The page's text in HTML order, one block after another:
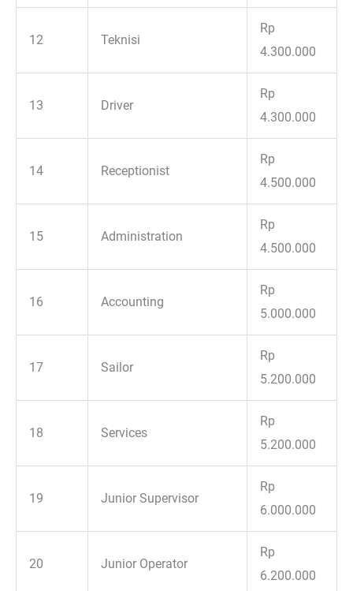
12 Teknisi
Rp
4.300.000
13 Driver
Rp
4.300.000
14 Receptionist
Rp
4.500.000
15 Administration
Rp
4.500.000
16 Accounting
Rp
5.000.000
17 Sailor
Rp
5.200.000
18 Services
Rp
5.200.000
19 Junior Supervisor
Rp
6.000.000
20 Junior Operator
Rp
6.200.000